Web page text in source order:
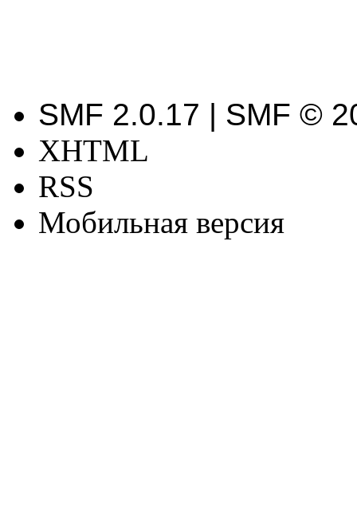
SMF 2.0.17 | SMF ©
XHTML
RSS
Мобильная версия